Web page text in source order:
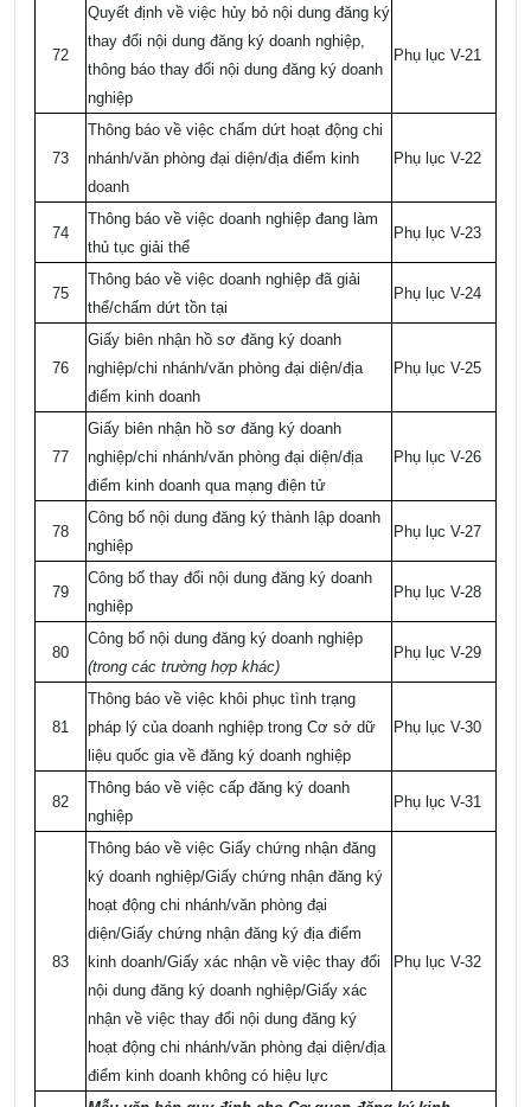
72
Quyết định về việc hủy bỏ nội dung đăng ký
thay đổi nội dung đăng ký doanh nghiệp,
thông báo thay đổi nội dung đăng ký doanh
nghiệp
Phụ lục V-21
73
Thông báo về việc chấm dứt hoạt động chi
nhánh/văn phòng đại diện/địa điểm kinh
doanh
Phụ lục V-22
74
Thông báo về việc doanh nghiệp đang làm
thủ tục giải thể
Phụ lục V-23
75
Thông báo về việc doanh nghiệp đã giải
thể/chấm dứt tồn tại
Phụ lục V-24
76
Giấy biên nhận hồ sơ đăng ký doanh
nghiệp/chi nhánh/văn phòng đại diện/địa
điểm kinh doanh
Phụ lục V-25
77
Giấy biên nhận hồ sơ đăng ký doanh
nghiệp/chi nhánh/văn phòng đại diện/địa
điểm kinh doanh qua mạng điện tử
Phụ lục V-26
78
Công bố nội dung đăng ký thành lập doanh
nghiệp
Phụ lục V-27
79
Công bố thay đổi nội dung đăng ký doanh
nghiệp
Phụ lục V-28
80
Công bố nội dung đăng ký doanh nghiệp
(trong các trường hợp khác)
Phụ lục V-29
81
Thông báo về việc khôi phục tình trạng
pháp lý của doanh nghiệp trong Cơ sở dữ
liệu quốc gia về đăng ký doanh nghiệp
Phụ lục V-30
82
Thông báo về việc cấp đăng ký doanh
nghiệp
Phụ lục V-31
83
Thông báo về việc Giấy chứng nhận đăng
ký doanh nghiệp/Giấy chứng nhận đăng ký
hoạt động chi nhánh/văn phòng đại
diện/Giấy chứng nhận đăng ký địa điểm
kinh doanh/Giấy xác nhận về việc thay đổi
nội dung đăng ký doanh nghiệp/Giấy xác
nhận về việc thay đổi nội dung đăng ký
hoạt động chi nhánh/văn phòng đại diện/địa
điểm kinh doanh không có hiệu lực
Phụ lục V-32